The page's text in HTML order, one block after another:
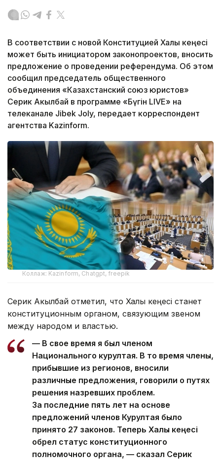
В соответствии с новой Конституцией Халық кеңесі
может быть инициатором законопроектов, вносить
предложение о проведении референдума. Об этом
сообщил председатель общественного
объединения «Казахстанский союз юристов»
Серик Акылбай в программе «Бүгін LIVE» на
телеканале Jibek Joly, передает корреспондент
агентства Kazinform.
Коллаж: Kazinform, Chatgpt, freepik
Серик Акылбай отметил, что Халық кеңесі станет
конституционным органом, связующим звеном
между народом и властью.
— В свое время я был членом
Национального курултая. В то время члены,
прибывшие из регионов, вносили
различные предложения, говорили о путях
решения назревших проблем.
За последние пять лет на основе
предложений членов Курултая было
принято 27 законов. Теперь Халық кеңесі
обрел статус конституционного
полномочного органа, — сказал Серик